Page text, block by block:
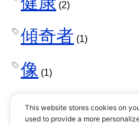
(2)
傾奇者 (1)
像 (1)
公卿(1)
This website stores cookies on
used to provide a more